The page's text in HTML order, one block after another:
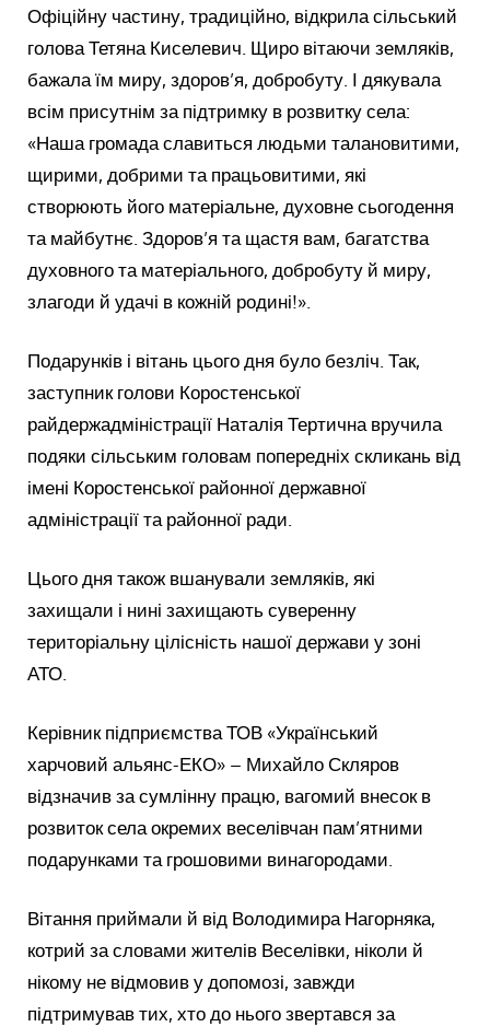
Офіційну частину, традиційно, відкрила сільський
голова Тетяна Киселевич. Щиро вітаючи земляків,
бажала їм миру, здоров’я, добробуту. І дякувала
всім присутнім за підтримку в розвитку села:
«Наша громада славиться людьми талановитими,
щирими, добрими та працьовитими, які
створюють його матеріальне, духовне сьогодення
та майбутнє. Здоров’я та щастя вам, багатства
духовного та матеріального, добробуту й миру,
злагоди й удачі в кожній родині!».
Подарунків і вітань цього дня було безліч. Так,
заступник голови Коростенської
райдержадміністрації Наталія Тертична вручила
подяки сільським головам попередніх скликань від
імені Коростенської районної державної
адміністрації та районної ради.
Цього дня також вшанували земляків, які
захищали і нині захищають суверенну
територіальну цілісність нашої держави у зоні
АТО.
Керівник підприємства ТОВ «Український
харчовий альянс-ЕКО» – Михайло Скляров
відзначив за сумлінну працю, вагомий внесок в
розвиток села окремих веселівчан пам’ятними
подарунками та грошовими винагородами.
Вітання приймали й від Володимира Нагорняка,
котрий за словами жителів Веселівки, ніколи й
нікому не відмовив у допомозі, завжди
підтримував тих, хто до нього звертався за